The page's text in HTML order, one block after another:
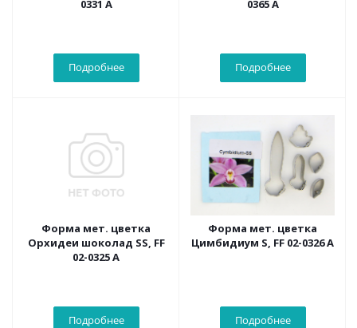
0331 А
Подробнее
0365 А
Подробнее
Форма мет. цветка
Орхидеи шоколад SS, FF
02-0325 А
Подробнее
Форма мет. цветка
Цимбидиум S, FF 02-0326 А
Подробнее